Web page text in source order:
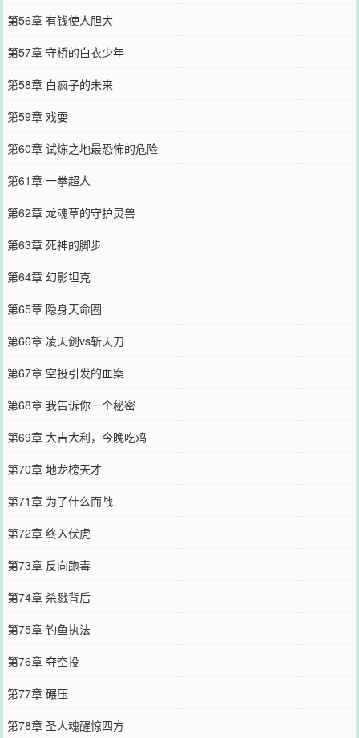
第56章 有钱使人胆大
第57章 守桥的白衣少年
第58章 白疯子的未来
第59章 戏耍
第60章 试炼之地最恐怖的危险
第61章 一拳超人
第62章 龙魂草的守护灵兽
第63章 死神的脚步
第64章 幻影坦克
第65章 隐身天命圈
第66章 凌天剑vs斩天刀
第67章 空投引发的血案
第68章 我告诉你一个秘密
第69章 大吉大利，今晚吃鸡
第70章 地龙榜天才
第71章 为了什么而战
第72章 终入伏虎
第73章 反向跑毒
第74章 杀戮背后
第75章 钓鱼执法
第76章 夺空投
第77章 碾压
第78章 圣人魂醒惊四方